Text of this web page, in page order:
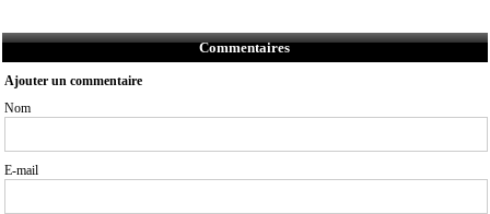
Commentaires
Ajouter un commentaire
Nom
E-mail